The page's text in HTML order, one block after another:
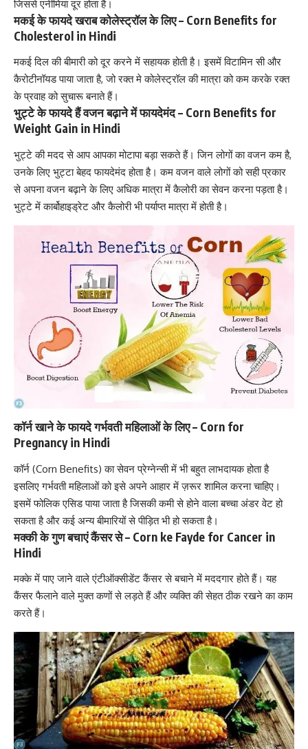
जिससेएनीमियादूर होता है।
मकई के फायदे खराब कोलेस्ट्रॉल के लिए – Corn Benefits for
Cholesterol in Hindi
मकई दिल की बीमारी को दूर करने में सहायक होती है। इसमेंविटामिन सीऔर
कैरोटीनॉयड पाया जाता है, जो रक्त मेकोलेस्ट्रॉलकी मात्रा को कम करके रक्त
के प्रवाह को सुचारू बनाते हैं।
भुट्टे के फायदे हैं वजन बढ़ाने में फायदेमंद – Corn Benefits for
Weight Gain in Hindi
भुट्टे की मदद से आप आपका मोटापा बड़ा सकते हैं। जिन लोगों का वजन कम है,
उनके लिए भुट्टा बेहद फायदेमंद होता है। कम वजन वाले लोगों को सही प्रकार
से अपना वजन बढ़ाने के लिए अधिक मात्रा में कैलोरी का सेवन करना पड़ता है।
भुट्टे में कार्बोहाइड्रेट और कैलोरी भी पर्याप्त मात्रा में होती है।
कॉर्न खाने के फायदे गर्भवती महिलाओं के लिए – Corn for
Pregnancy in Hindi
कॉर्न (Corn Benefits) का सेवन प्रेग्नेन्सी में भी बहुत लाभदायक होता है
इसलिए गर्भवती महिलाओं को इसे अपने आहार में ज़रूर शामिल करना चाहिए।
इसमें फोलिक एसिड पाया जाता है जिसकी कमी से होने वाला बच्चा अंडर वेट हो
सकता है और कई अन्य बीमारियों से पीड़ित भी हो सकता है।
मक्की के गुण बचाएं कैंसर से – Corn ke Fayde for Cancer in
Hindi
मक्के में पाए जाने वाले एंटीऑक्‍सीडेंट कैंसर से बचाने में मददगार होते हैं। यह
कैंसर फैलाने वाले मुक्त कणों से लड़ते हैं और व्यक्ति की सेहत ठीक रखने का काम
करते हैं।